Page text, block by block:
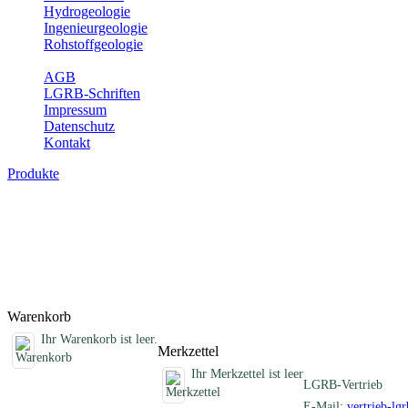
Hydrogeologie
Ingenieurgeologie
Rohstoffgeologie
AGB
LGRB-Schriften
Impressum
Datenschutz
Kontakt
Produkte
Warenkorb
Ihr Warenkorb ist leer.
Merkzettel
Ihr Merkzettel ist leer
LGRB-Vertrieb